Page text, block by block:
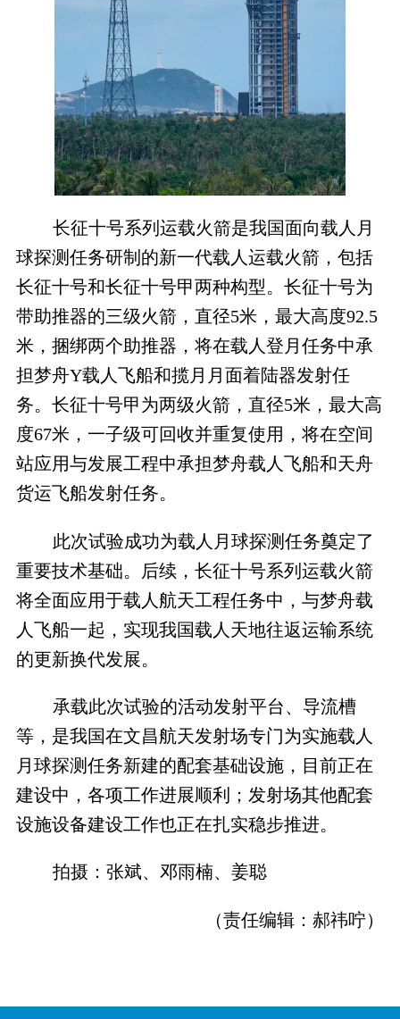
长征十号系列运载火箭是我国面向载人月
球探测任务研制的新一代载人运载火箭，包括
长征十号和长征十号甲两种构型。长征十号为
带助推器的三级火箭，直径5米，最大高度92.5
米，捆绑两个助推器，将在载人登月任务中承
担梦舟Y载人飞船和揽月月面着陆器发射任
务。长征十号甲为两级火箭，直径5米，最大高
度67米，一子级可回收并重复使用，将在空间
站应用与发展工程中承担梦舟载人飞船和天舟
货运飞船发射任务。
此次试验成功为载人月球探测任务奠定了
重要技术基础。后续，长征十号系列运载火箭
将全面应用于载人航天工程任务中，与梦舟载
人飞船一起，实现我国载人天地往返运输系统
的更新换代发展。
承载此次试验的活动发射平台、导流槽
等，是我国在文昌航天发射场专门为实施载人
月球探测任务新建的配套基础设施，目前正在
建设中，各项工作进展顺利；发射场其他配套
设施设备建设工作也正在扎实稳步推进。
拍摄：张斌、邓雨楠、姜聪
（责任编辑：郝祎咛）